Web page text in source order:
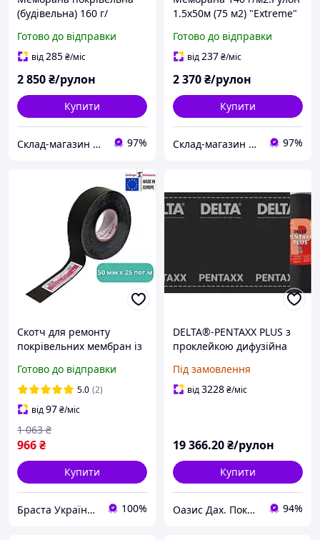
(будівельна) 160 г/
(75м.кв.) "Extreme"
Україна.
Готово до відправки
від285₴/міс
2 850₴/рулон
Купити
Склад-магазин "Свояк Group". 97%
1.5х50м (75 м2) "Extreme"
Готово до відправки
від237₴/міс
2 370₴/рулон
Купити
Склад-магазин "Свояк Group". 97%
Скотч для ремонту
покрівельних мембран із
чорний G386 ELT 50 мм х
25 м дифузійна стрічка
клейка герметизувальна
Готово до відправки
5.0 (2)
від97₴/міс
966₴
1 063 ₴
Купити
Браста Україна ТОВ 100%
DELTA®-PENTAXX PLUS з
проклейкою дифузійна
Під замовлення
від3228₴/міс
19 366.20₴/рулон
Купити
Оазис Дах. Покрівля з міді, титан-цинку, алюмінію, кераміки. 94%